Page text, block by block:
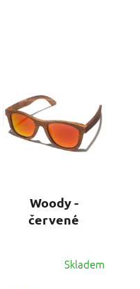
Woody -
červené
Skladem